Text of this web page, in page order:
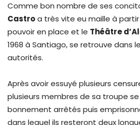
Comme bon nombre de ses
Castroa très vite eu maille à
pouvoir en place et le Théâtre
1968 à Santiago, se retrouve dans
autorités.
Après avoir essuyé plusieurs
plusieurs membres de sa troupe
bonnement arrêtés puis
dans lequel ils resteront deux